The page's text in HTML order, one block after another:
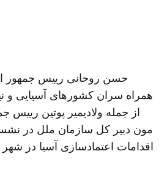
حسن روحانی رییس جمهور
همراه سران کشورهای آسیایی و
از جمله ولادیمیر پوتین رییس
مون دبیر کل سازمان ملل در
اقدامات اعتمادسازی آسیا در